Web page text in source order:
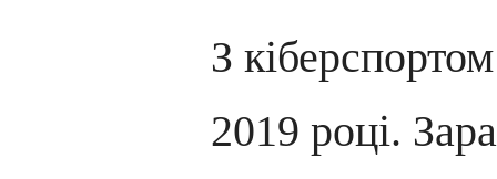
З
2019 році.